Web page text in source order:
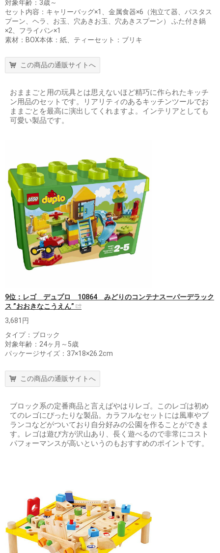
対象年齢：3歳～
セット内容：キャリーバッグ×1、金属食器×6（泡立て器、パスタス
プーン、ヘラ、お玉、穴あきお玉、穴あきスプーン） ふた付き鍋
×2、フライパン×1
素材：BOX本体：紙、ティーセット：ブリキ
この商品の通販サイトへ
おままごと用の玩具とは思えないほど精巧に作られたキッチ
ン用品のセットです。リアリティのあるキッチンツールでお
ままごとを最高に演出してくれますよ。インテリアとしても
可愛い製品です。
9位：レゴ デュプロ 10864 みどりのコンテナスーパーデラック
ス ”おおきなこうえん”
3,681円
タイプ：ブロック
対象年齢：24ヶ月～5歳
パッケージサイズ：37×18×26.2cm
この商品の通販サイトへ
ブロック系の定番商品と言えばやはりレゴ。このレゴは初め
てのレゴにぴったりな製品。カラフルなセットには風車やブ
ランコなどがついており自分好みの公園を作ることができま
す。レゴは遊び方が沢山あり、長く遊べるので非常にコスト
パフォーマンスが高いというのもおすすめのポイントです。